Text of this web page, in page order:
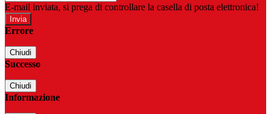
E-mail inviata, si prega di controllare la casella di posta elettronica!
Errore
Chiudi
Successo
Chiudi
Informazione